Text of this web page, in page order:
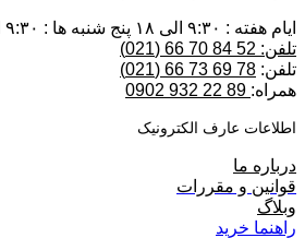
ایام هفته : ۹:۳۰ الی ۱۸ پنج شنبه ها : ۹:۳۰ الی ۱۳:۳۰
تلفن: 52 84 70 66 (021)
تلفن: 78 69 73 66 (021)
همراه:
اطلاعات عارف الکترونیک
درباره ما
قوانین و مقررات
وبلاگ
راهنما خرید